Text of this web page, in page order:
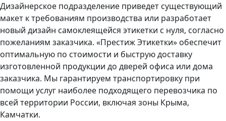
Дизайнерское подразделение приведет существующий
макет к требованиям производства или разработает
новый дизайн самоклеящейся этикетки с нуля, согласно
пожеланиям заказчика. «Престиж Этикетки» обеспечит
оптимальную по стоимости и быструю доставку
изготовленной продукции до дверей офиса или дома
заказчика. Мы гарантируем транспортировку при
помощи услуг наиболее подходящего перевозчика по
всей территории России, включая зоны Крыма,
Камчатки.